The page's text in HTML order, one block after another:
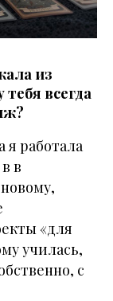
из
всегда
я работала
в
«для
училась,
с